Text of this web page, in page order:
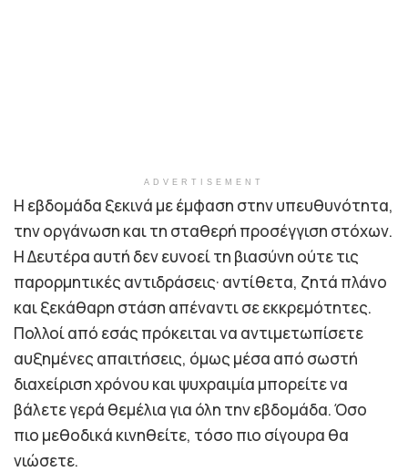
ADVERTISEMENT
Η εβδομάδα ξεκινά με έμφαση στην υπευθυνότητα,
την οργάνωση και τη σταθερή προσέγγιση στόχων.
Η Δευτέρα αυτή δεν ευνοεί τη βιασύνη ούτε τις
παρορμητικές αντιδράσεις· αντίθετα, ζητά πλάνο
και ξεκάθαρη στάση απέναντι σε εκκρεμότητες.
Πολλοί από εσάς πρόκειται να αντιμετωπίσετε
αυξημένες απαιτήσεις, όμως μέσα από σωστή
διαχείριση χρόνου και ψυχραιμία μπορείτε να
βάλετε γερά θεμέλια για όλη την εβδομάδα. Όσο
πιο μεθοδικά κινηθείτε, τόσο πιο σίγουρα θα
νιώσετε.